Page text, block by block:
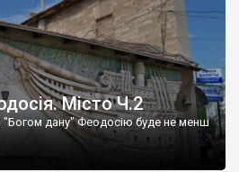
Місто Ч.2
"Богом дану" Феодосію буде не менш